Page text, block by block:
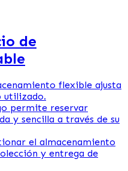
de
flexible ajusta
utilizado.
permite reservar
y sencilla a través de su
el almacenamiento
y entrega de